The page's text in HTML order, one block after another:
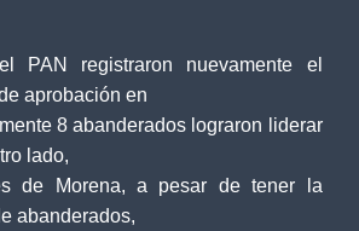
PAN registraron nuevamente el
aprobación en
8 abanderados lograron liderar
lado,
de Morena, a pesar de tener la
abanderados,